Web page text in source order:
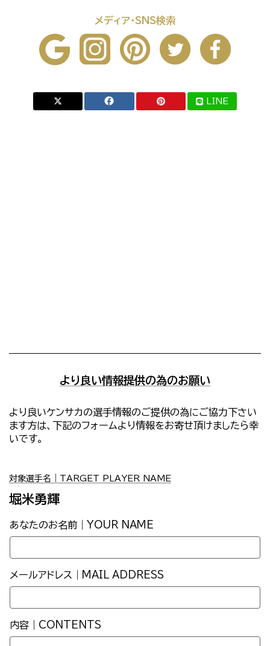
メディア・SNS検索
LINE
より良い情報提供の為のお願い
より良いケンサカの選手情報のご提供の為にご協力下さい
ます方は、下記のフォームより情報をお寄せ頂けましたら幸
いです。
対象選手名｜TARGET PLAYER NAME
堀米勇輝
あなたのお名前｜YOUR NAME
メールアドレス｜MAIL ADDRESS
内容｜CONTENTS